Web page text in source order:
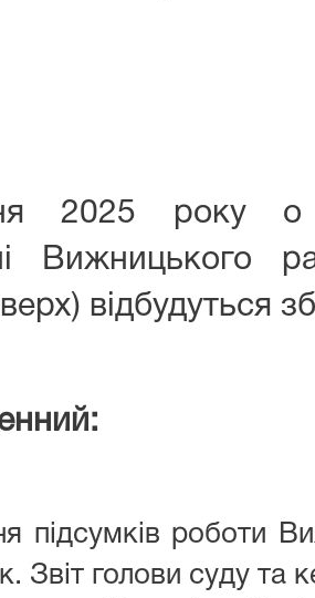
2025 року
Вижницького
відбудуться
підсумків роботи
Звіт голови суду та